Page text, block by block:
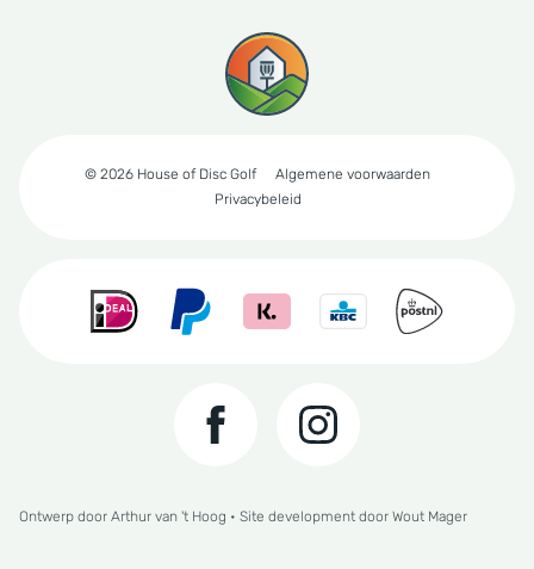
© 2026 House of Disc Golf
Algemene voorwaarden
Privacybeleid
Ontwerp door Arthur van 't Hoog • Site development door Wout Mager